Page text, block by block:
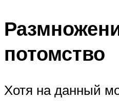
потомство
Хотя на данный